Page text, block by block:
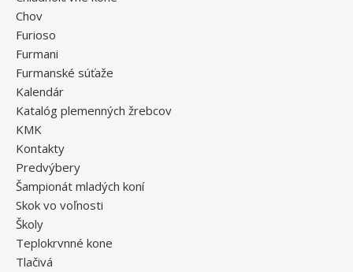
Chov
Furioso
Furmani
Furmanské súťaže
Kalendár
Katalóg plemenných žrebcov
KMK
Kontakty
Predvýbery
Šampionát mladých koní
Skok vo voľnosti
Školy
Teplokrvnné kone
Tlačivá